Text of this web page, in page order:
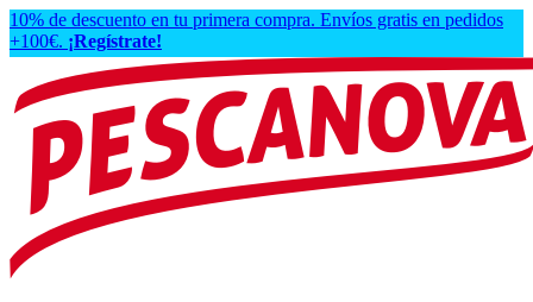
10% de descuento en tu primera compra. Envíos gratis en pedidos
+100€. ¡Regístrate!